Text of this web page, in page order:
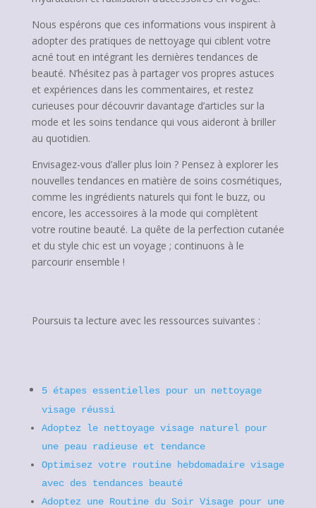
Nous espérons que ces informations vous inspirent à
adopter des pratiques de nettoyage qui ciblent votre
acné tout en intégrant les dernières tendances de
beauté. N’hésitez pas à partager vos propres astuces
et expériences dans les commentaires, et restez
curieuses pour découvrir davantage d’articles sur la
mode et les soins tendance qui vous aideront à briller
au quotidien.
Envisagez-vous d’aller plus loin ? Pensez à explorer les
nouvelles tendances en matière de soins cosmétiques,
comme les ingrédients naturels qui font le buzz, ou
encore, les accessoires à la mode qui complètent
votre routine beauté. La quête de la perfection cutanée
et du style chic est un voyage ; continuons à le
parcourir ensemble !
Poursuis ta lecture avec les ressources suivantes :
5 étapes essentielles pour un nettoyage
visage réussi
Adoptez le nettoyage visage naturel pour
une peau radieuse et tendance
Optimisez votre routine hebdomadaire visage
avec des tendances beauté
Adoptez une Routine du Soir Visage pour une